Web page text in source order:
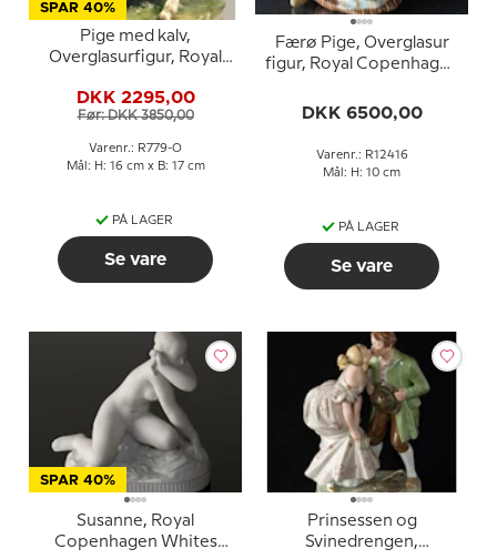
SPAR 40%
Pige med kalv,
Overglasurfigur, Royal
DKK 2295,00
Før: DKK 3850,00
Varenr.: R779-O
Mål: H: 16 cm x B: 17 cm
PÅ LAGER
Se vare
Færø Pige, Overglasur
figur, Royal Copenhagen
DKK 6500,00
Varenr.: R12416
Mål: H: 10 cm
PÅ LAGER
Se vare
SPAR 40%
Susanne, Royal
Copenhagen Whites
Prinsessen og
Svinedrengen,